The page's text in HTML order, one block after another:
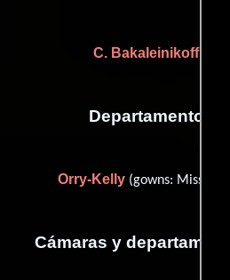
C. Bakaleinikoff
Departamento de
Orry-Kelly(gowns: Miss
Cámaras y